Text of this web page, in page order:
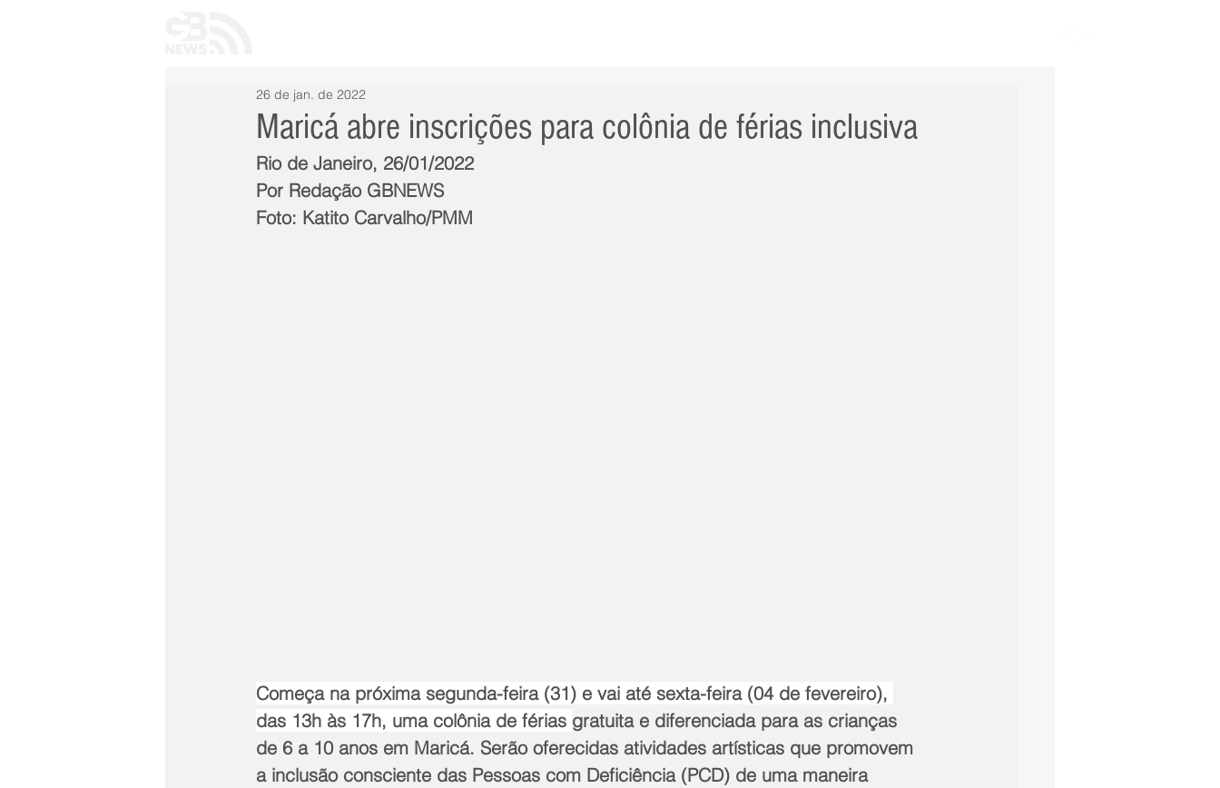
Maricá abre inscrições para colônia de férias inclusiva
26 de jan. de 2022
Rio de Janeiro, 26/01/2022
Por Redação GBNEWS
Foto: Katito Carvalho/PMM
Começa na próxima segunda-feira (31) e vai até sexta-feira (04 de fevereiro),
das 13h às 17h, uma colônia de férias gratuita e diferenciada para as crianças
de 6 a 10 anos em Maricá. Serão oferecidas atividades artísticas que promovem
a inclusão consciente das Pessoas com Deficiência (PCD) de uma maneira